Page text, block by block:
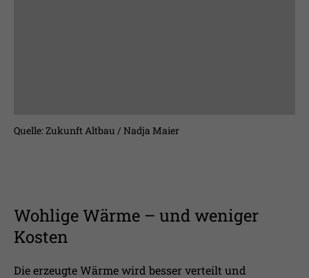
Quelle: Zukunft Altbau / Nadja Maier
Wohlige Wärme – und weniger
Kosten
Die erzeugte Wärme wird besser verteilt und